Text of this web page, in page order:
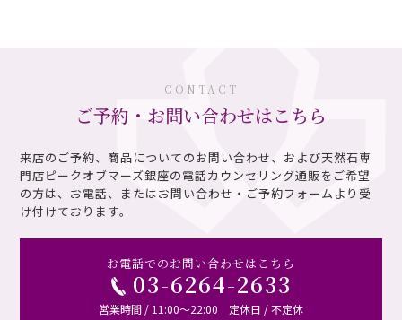
CONTACT
ご予約・お問い合わせはこちら
来店のご予約、商品についてのお問い合わせ、および天然石専
門店ピークオブマーズ銀座の電話カウンセリング通販を ご希望
の方は、お電話、またはお問い合わせ・ご予約フォームより受
け付けております。
お電話でのお問い合わせはこちら
03-6264-2633
営業時間 / 11:00～22:00 定休日 / 不定休